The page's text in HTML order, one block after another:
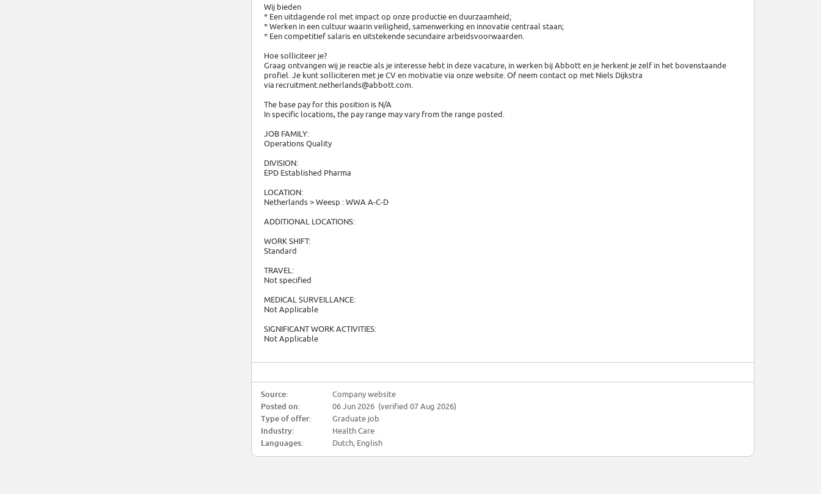
Wij bieden
* Een uitdagende rol met impact op onze productie en duurzaamheid;
* Werken in een cultuur waarin veiligheid, samenwerking en innovatie centraal staan;
* Een competitief salaris en uitstekende secundaire arbeidsvoorwaarden.
Hoe solliciteer je?
Graag ontvangen wij je reactie als je interesse hebt in deze vacature, in werken bij Abbott en je herkent je zelf in het bovenstaande
profiel. Je kunt solliciteren met je CV en motivatie via onze website. Of neem contact op met Niels Dijkstra
via recruitment.netherlands@abbott.com.
The base pay for this position is N/A
In specific locations, the pay range may vary from the range posted.
JOB FAMILY:
Operations Quality
DIVISION:
EPD Established Pharma
LOCATION:
Netherlands > Weesp : WWA A-C-D
ADDITIONAL LOCATIONS:
WORK SHIFT:
Standard
TRAVEL:
Not specified
MEDICAL SURVEILLANCE:
Not Applicable
SIGNIFICANT WORK ACTIVITIES:
Not Applicable
Source:
Company website
Posted on:
06 Jun 2026 (verified 07 Aug 2026)
Type of offer:
Graduate job
Industry:
Health Care
Languages:
Dutch, English